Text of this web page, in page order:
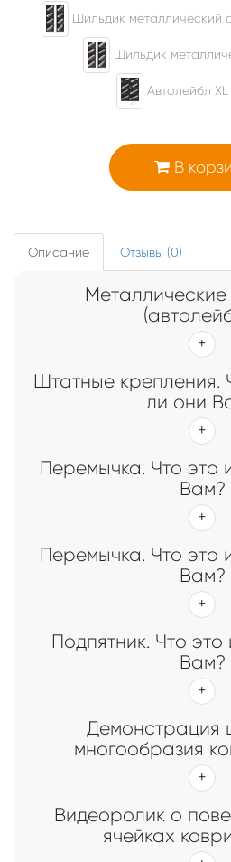
Шильдик металлический
Шильдик
Автолейбл XL
В
Описание Отзывы (0)
Штатные крепления.
ли они
Перемычка. Что это
Вам?
Перемычка. Что это
Вам?
Подпятник. Что
Вам?
Демонстрация
многообразия
Видеоролик о
ячейках